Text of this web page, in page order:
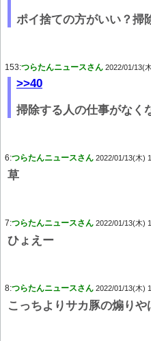
ポイ捨ての方がいい？掃
153:つらたんニュースさん 2022/01/13(
>>40
掃除する人の仕事がなく
6:つらたんニュースさん 2022/01/13(木)
草
7:つらたんニュースさん 2022/01/13(木)
ひょえー
8:つらたんニュースさん 2022/01/13(木)
こっちよりサカ豚の煽りや